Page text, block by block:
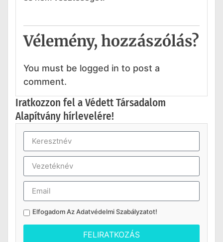
Vélemény, hozzászólás?
You must be logged in to post a
comment.
Iratkozzon fel a Védett Társadalom
Alapítvány hírlevelére!
Elfogadom AzAdatvédelmi Szabályzatot!
FELIRATKOZÁS